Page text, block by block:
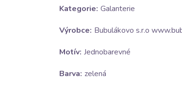
Kategorie: Galanterie
Výrobce: Bubulákovo s.r.o
Motív: Jednobarevné
Barva: zelená